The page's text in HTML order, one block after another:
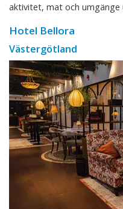
aktivitet, mat och umgänge
Hotel Bellora
Västergötland